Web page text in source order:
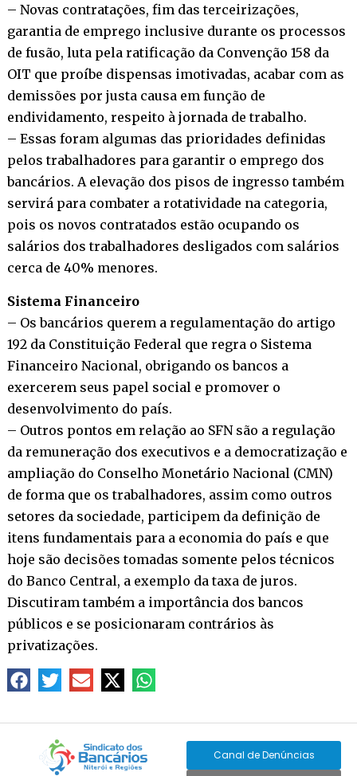
– Novas contratações, fim das terceirizações,
garantia de emprego inclusive durante os processos
de fusão, luta pela ratificação da Convenção 158 da
OIT que proíbe dispensas imotivadas, acabar com as
demissões por justa causa em função de
endividamento, respeito à jornada de trabalho.
– Essas foram algumas das prioridades definidas
pelos trabalhadores para garantir o emprego dos
bancários. A elevação dos pisos de ingresso também
servirá para combater a rotatividade na categoria,
pois os novos contratados estão ocupando os
salários dos trabalhadores desligados com salários
cerca de 40% menores.
Sistema Financeiro
– Os bancários querem a regulamentação do artigo
192 da Constituição Federal que regra o Sistema
Financeiro Nacional, obrigando os bancos a
exercerem seus papel social e promover o
desenvolvimento do país.
– Outros pontos em relação ao SFN são a regulação
da remuneração dos executivos e a democratização e
ampliação do Conselho Monetário Nacional (CMN)
de forma que os trabalhadores, assim como outros
setores da sociedade, participem da definição de
itens fundamentais para a economia do país e que
hoje são decisões tomadas somente pelos técnicos
do Banco Central, a exemplo da taxa de juros.
Discutiram também a importância dos bancos
públicos e se posicionaram contrários às
privatizações.
Canal de Denúncias